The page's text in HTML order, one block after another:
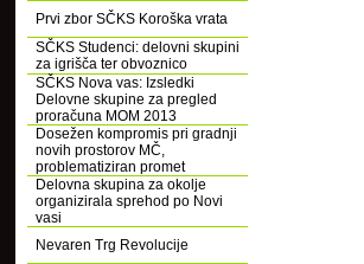
Prvi zbor SČKS Koroška vrata
SČKS Studenci: delovni skupini
za igrišča ter obvoznico
SČKS Nova vas: Izsledki
Delovne skupine za pregled
proračuna MOM 2013
Dosežen kompromis pri gradnji
novih prostorov MČ,
problematiziran promet
Delovna skupina za okolje
organizirala sprehod po Novi
vasi
Nevaren Trg Revolucije